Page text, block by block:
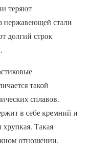
теряют
нержавеющей стали
долгий строк
такой
сплавов.
в себе кремний и
Такая
отношении.